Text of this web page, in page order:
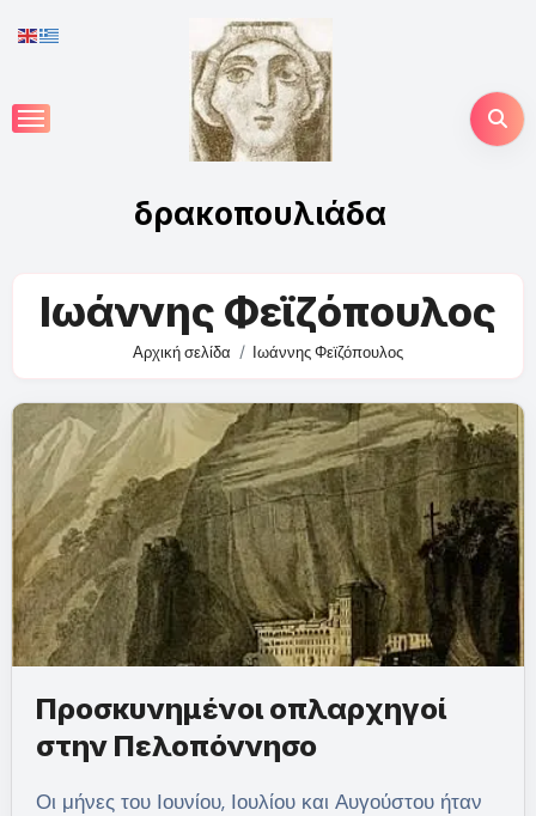
to
δρακοπουλιάδα
Ιωάννης Φεϊζόπουλος
Αρχική σελίδα Ιωάννης Φεϊζόπουλος
Προσκυνημένοι οπλαρχηγοί
στην Πελοπόννησο
Οι μήνες του Ιουνίου, Ιουλίου και Αυγούστου ήταν